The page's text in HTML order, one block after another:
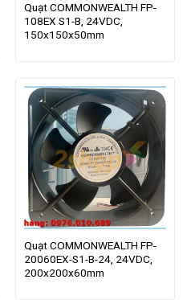
Quạt COMMONWEALTH FP-
108EX S1-B, 24VDC,
150x150x50mm
Quạt COMMONWEALTH FP-
20060EX-S1-B-24, 24VDC,
200x200x60mm